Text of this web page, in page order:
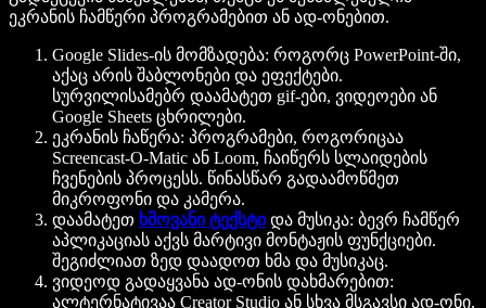
ეკრანის ჩამწერი პროგრამებით ან ად-ონებით.
Google Slides-ის მომზადება: როგორც PowerPoint-ში,
აქაც არის შაბლონები და ეფექტები.
სურვილისამებრ დაამატეთ gif-ები, ვიდეოები ან
Google Sheets ცხრილები.
ეკრანის ჩაწერა: პროგრამები, როგორიცაა
Screencast-O-Matic ან Loom, ჩაიწერს სლაიდების
ჩვენების პროცესს. წინასწარ გადაამოწმეთ
მიკროფონი და კამერა.
დაამატეთ ხმოვანი ტექსტიდა მუსიკა: ბევრ ჩამწერ
აპლიკაციას აქვს მარტივი მონტაჟის ფუნქციები.
შეგიძლიათ ზედ დაადოთ ხმა და მუსიკაც.
ვიდეოდ გადაყვანა ად-ონის დახმარებით:
ალტერნატივაა Creator Studio ან სხვა მსგავსი ად-ონი,